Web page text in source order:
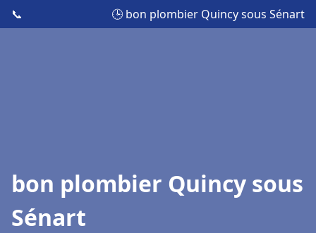
📞 🕒 bon plombier Quincy sous Sénart
bon plombier Quincy sous
Sénart